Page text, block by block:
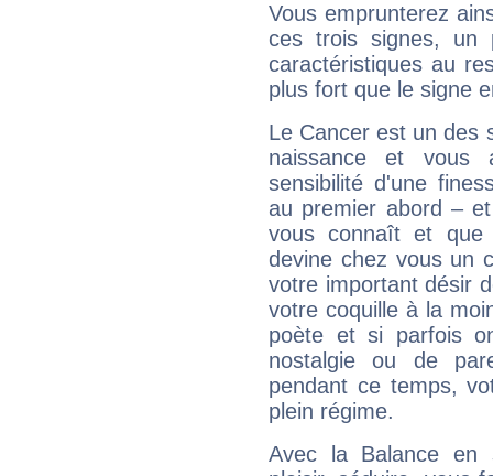
Vous emprunterez
ces trois signes, un
caractéristiques au
plus fort que le signe
Le Cancer est un des
naissance et vous
sensibilité d'une
au premier abord –
vous connaît et
devine chez vous un
votre important désir
votre coquille à la
poète et si parfois
nostalgie ou de
pendant ce temps,
plein régime.
Avec la Balance en